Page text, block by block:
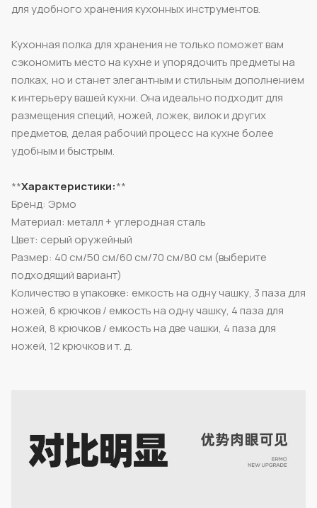
для удобного хранения кухонных инструментов.
Кухонная полка для хранения не только поможет вам
сэкономить место на кухне и упорядочить предметы на
полках, но и станет элегантным и стильным дополнением
к интерьеру вашей кухни. Она идеально подходит для
размещения специй, ножей, ложек, вилок и других
предметов, делая рабочий процесс на кухне более
удобным и быстрым.
**Характеристики:**
Бренд: Эрмо
Материал: металл + углеродная сталь
Цвет: серый оружейный
Размер: 40 см/50 см/60 см/70 см/80 см (выберите
подходящий вариант)
Количество в упаковке: емкость на одну чашку, 3 паза для
ножей, 6 крючков / емкость на одну чашку, 4 паза для
ножей, 8 крючков / емкость на две чашки, 4 паза для
ножей, 12 крючков и т. д.